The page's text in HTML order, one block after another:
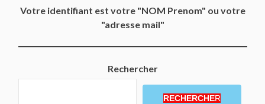
Votre identifiant est votre "NOM Prenom" ou votre
"adresse mail"
Rechercher
RECHERCHER